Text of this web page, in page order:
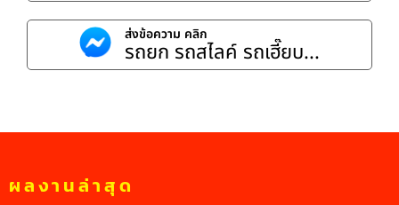
ส่งข้อความ คลิก
รถยก รถสไลค์ รถเฮี๊ยบ...
ผลงานล่าสุด